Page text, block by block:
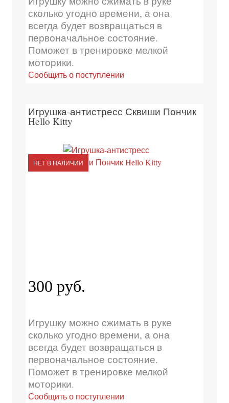
сколько угодно времени, а она
всегда будет возвращаться в
первоначальное состояние.
Поможет в тренировке мелкой
моторики.
Сообщить о поступлении
Игрушка-антистресс Сквиши Пончик
Hello Kitty
НЕТ В НАЛИЧИИ
300 руб.
Игрушку можно сжимать в руке
сколько угодно времени, а она
всегда будет возвращаться в
первоначальное состояние.
Поможет в тренировке мелкой
моторики.
Сообщить о поступлении